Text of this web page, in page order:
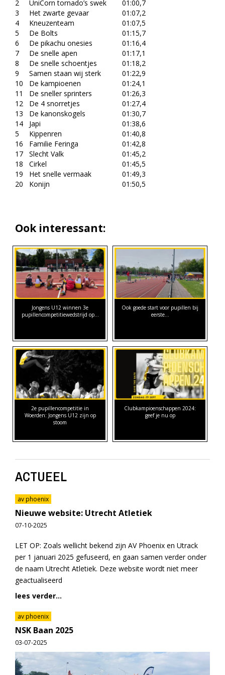
2 UniCorn tornado’s swek
01:00,7
3
Het zwarte gevaar
01:07,2
4
Kneuzenteam
01:07,5
5
De Bolts
01:15,7
6
De pikachu onesies
01:16,4
7
De snelle apen
01:17,1
8
De snelle schoentjes
01:18,2
9
Samen staan wij sterk
01:22,9
10
De kampioenen
01:24,1
11
De sneller sprinters
01:26,3
12
De 4 snorretjes
01:27,4
13
De kanonskogels
01:30,7
14
Japi
01:38,6
5
Kippenren
01:40,8
16
Familie Feringa
01:42,8
17
Slecht Valk
01:45,2
18
Cirkel
01:45,5
19
Het snelle vermaak
01:49,3
20
Konijn 01:50,5
Ook interessant:
Jongens U12 winnen 3e
pupillencompetitiewedstrijd op…
Ook goede start voor pupillen bij
eerste…
2e pupillencompetitie in
Woerden: Jongens U12 zijn op
stoom
Clubkampioenschappen 2024:
geef je nu op
ACTUEEL
av phoenix
Nieuwe website: Utrecht Atletiek
07-10-2025
LET OP: Zoals wellicht bekend zijn AV Phoenix en Utrack
per 1 januari 2025 gefuseerd, en gaan samen verder onder
de naam Utrecht Atletiek. Deze website wordt niet meer
geactualiseerd
lees verder...
av phoenix
NSK Baan 2025
03-07-2025